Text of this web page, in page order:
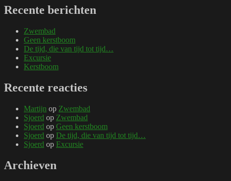
Recente berichten
Zwembad
Geen kerstboom
De tijd, die van tijd tot tijd…
Excursie
Kerstboom
Recente reacties
Martijn op Zwembad
Sjoerd op Zwembad
Sjoerd op Geen kerstboom
Sjoerd op De tijd, die van tijd tot tijd…
Sjoerd op Excursie
Archieven